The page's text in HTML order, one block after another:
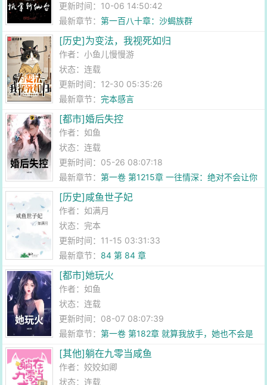
更新时间：10-06 14:50:42
最新章节：第一百八十章：沙蝎族群
[历史]为变法，我视死如归
作者： 小鱼儿慢慢游
状态：连载
更新时间：12-30 05:35:26
最新章节：完本感言
[都市]婚后失控
作者：如鱼
状态：连载
更新时间：05-26 08:07:18
最新章节：第一卷 第1215章 一往情深：绝对不会让你
有后悔的念头
[历史]咸鱼世子妃
作者：如满月
状态：完本
更新时间：11-15 03:31:33
最新章节： 84 第 84 章
[都市]她玩火
作者：如鱼
状态：连载
更新时间：08-07 08:07:39
最新章节：第一卷 第182章 就算我放手，她也不会是
你的
[其他]躺在九零当咸鱼
作者：姣姣如卿
状态：连载